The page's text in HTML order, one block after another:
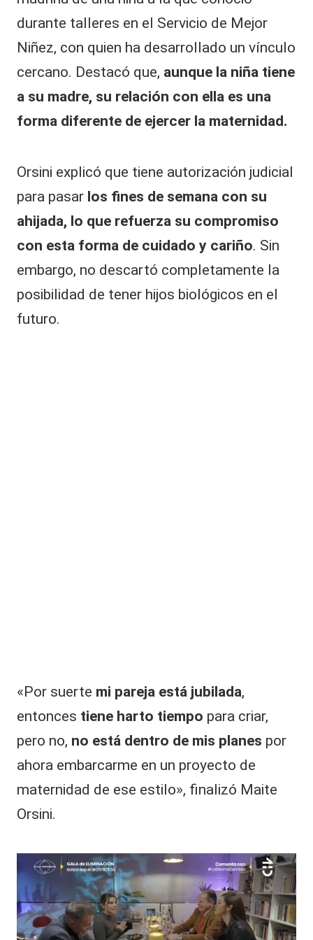
durante talleres en el Servicio de Mejor
Niñez, con quien ha desarrollado un vínculo
cercano. Destacó que, aunque la niña tiene
a su madre, su relación con ella es una
forma diferente de ejercer la maternidad.
Orsini explicó que tiene autorización judicial
para pasar los fines de semana con su
ahijada, lo que refuerza su compromiso
con esta forma de cuidado y cariño. Sin
embargo, no descartó completamente la
posibilidad de tener hijos biológicos en el
futuro.
«Por suerte mi pareja está jubilada,
entonces tiene harto tiempo para criar,
pero no, no está dentro de mis planes por
ahora embarcarme en un proyecto de
maternidad de ese estilo», finalizó Maite
Orsini.